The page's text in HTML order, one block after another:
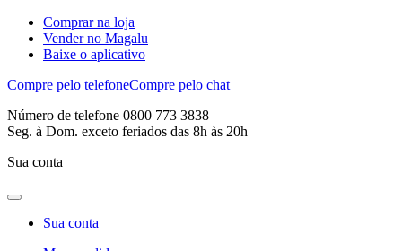
Comprar na loja
Vender no Magalu
Baixe o aplicativo
Compre pelo telefoneCompre pelo chat
Número de telefone 0800 773 3838
Seg. à Dom. exceto feriados das 8h às 20h
Sua conta
Sua conta